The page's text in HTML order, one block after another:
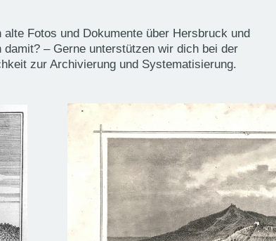
Fotos und Dokumente über Hersbruck und
– Gerne unterstützen wir dich bei der
zur Archivierung und Systematisierung.